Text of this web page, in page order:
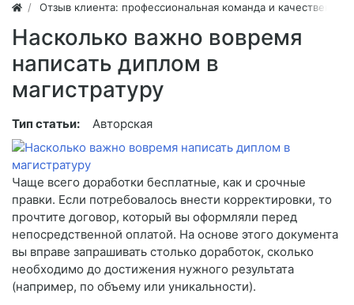
Отзыв клиента: профессиональная команда и
Насколько важно вовремя
написать диплом в
магистратуру
Тип статьи: Авторская
Чаще всего доработки бесплатные, как и срочные
правки. Если потребовалось внести корректировки, то
прочтите договор, который вы оформляли перед
непосредственной оплатой. На основе этого документа
вы вправе запрашивать столько доработок, сколько
необходимо до достижения нужного результата
(например, по объему или уникальности).